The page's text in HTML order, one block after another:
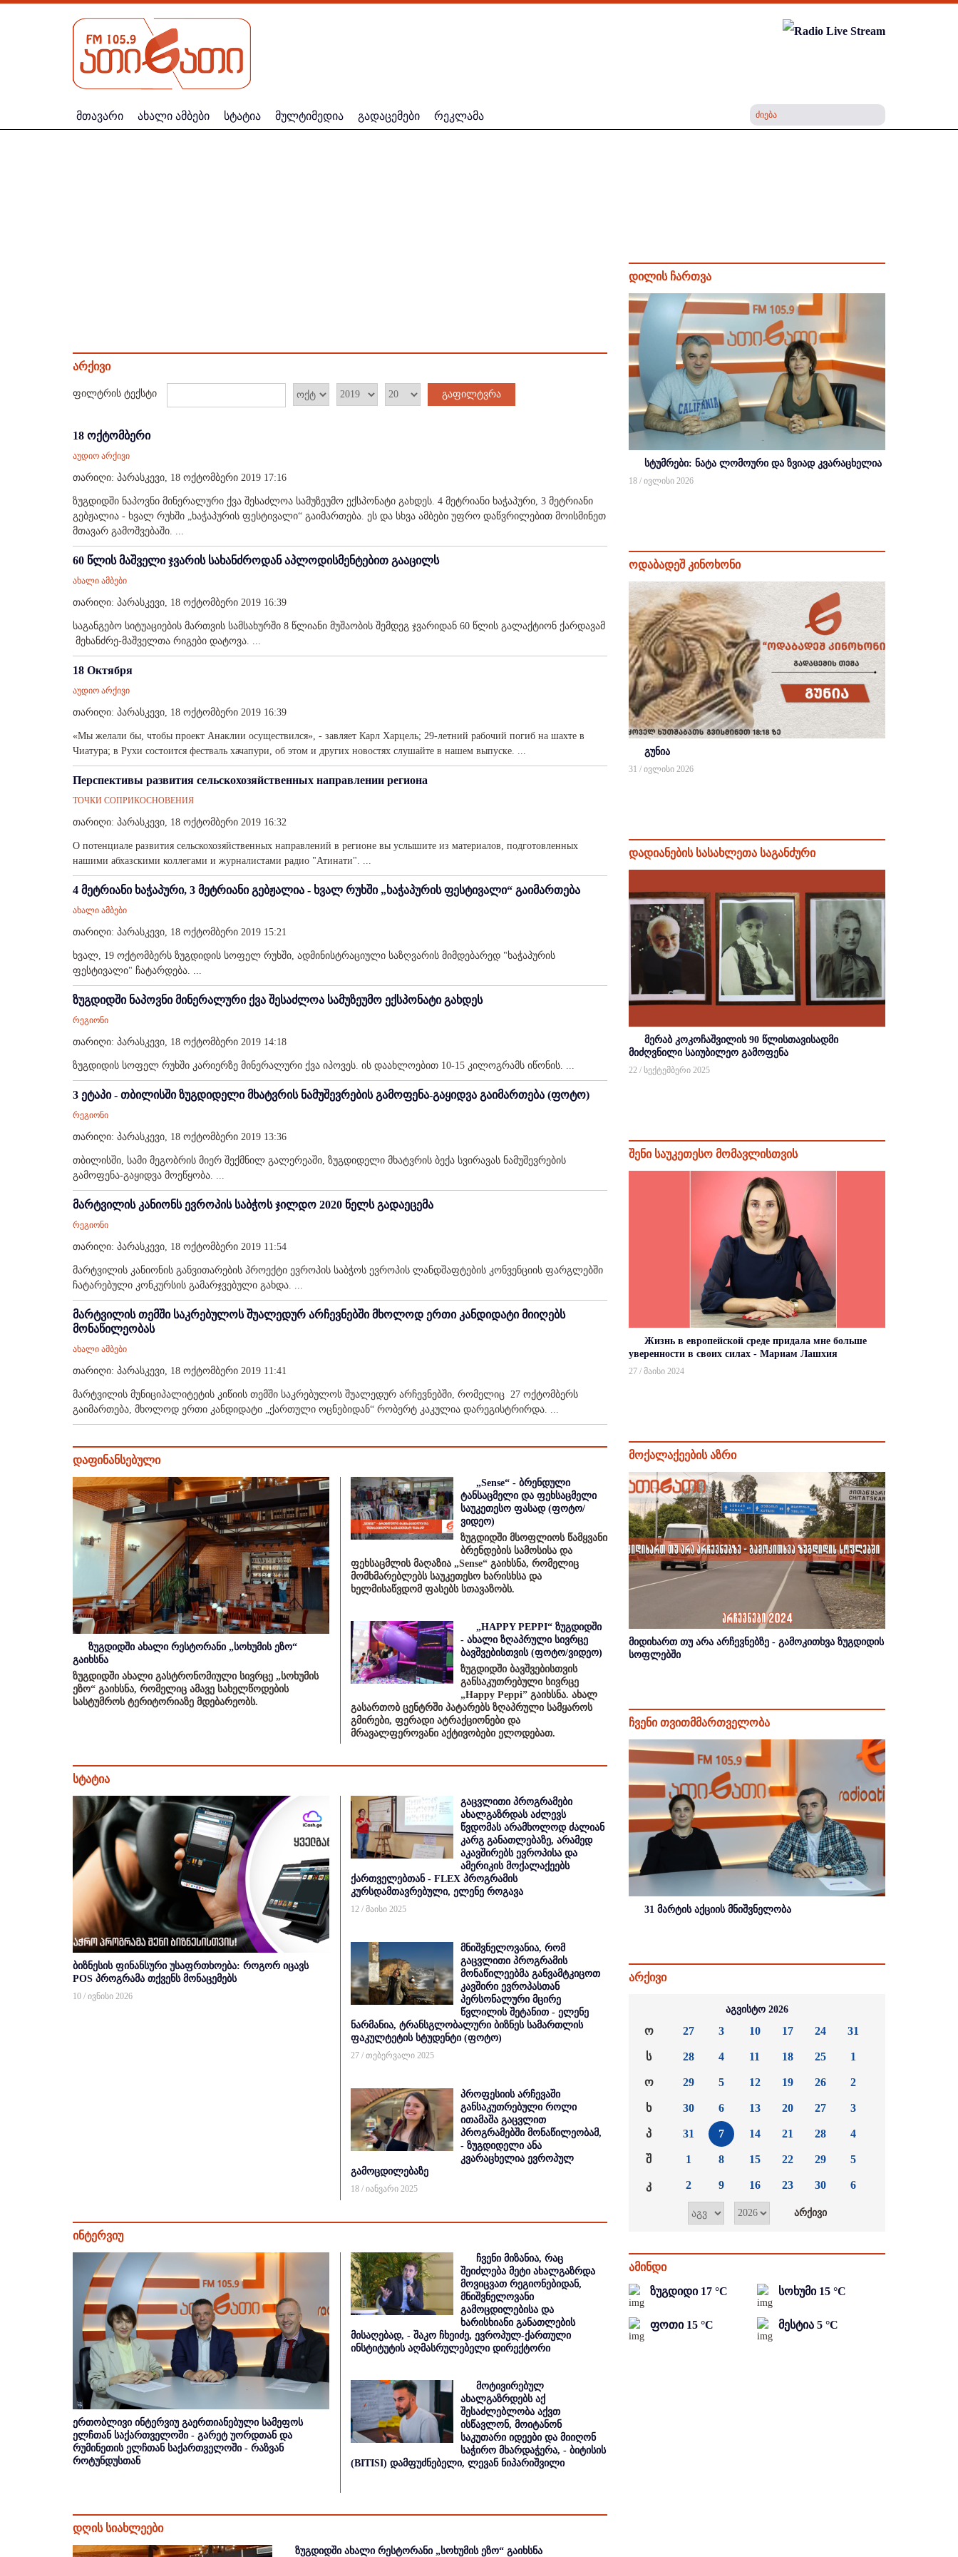
მთავარი ახალი ამბები სტატია მულტიმედია გადაცემები რეკლამა
არქივი
ფილტრის ტექსტი გაფილტვრა
18 ოქტომბერი
აუდიო არქივი
თარიღი: პარასკევი, 18 ოქტომბერი 2019 17:16
ზუგდიდში ნაპოვნი მინერალური ქვა შესაძლოა სამუზეუმო ექსპონატი გახდეს. 4 მეტრიანი ხაჭაპური, 3 მეტრიანი
გებჟალია - ხვალ რუხში „ხაჭაპურის ფესტივალი“ გაიმართება. ეს და სხვა ამბები უფრო დაწვრილებით მოისმინეთ
მთავარ გამოშვებაში. ...
60 წლის მაშველი ჯვარის სახანძროდან აპლოდისმენტებით გააცილს
ახალი ამბები
თარიღი: პარასკევი, 18 ოქტომბერი 2019 16:39
საგანგებო სიტუაციების მართვის სამსახურში 8 წლიანი მუშაობის შემდეგ ჯვარიდან 60 წლის გალაქტიონ ქარდავამ
მეხანძრე-მაშველთა რიგები დატოვა. ...
18 Октября
აუდიო არქივი
თარიღი: პარასკევი, 18 ოქტომბერი 2019 16:39
«Мы желали бы, чтобы проект Анаклии осуществился», - завляет Карл Харцель; 29-летний рабочий погиб на шахте в
Чиатура; в Рухи состоится фестваль хачапури, об этом и других новостях слушайте в нашем выпуске. ...
Перспективы развития сельскохозяйственных направлении региона
ТОЧКИ СОПРИКОСНОВЕНИЯ
თარიღი: პარასკევი, 18 ოქტომბერი 2019 16:32
О потенциале развития сельскохозяйственных направлений в регионе вы услышите из материалов, подготовленных
нашими абхазскими коллегами и журналистами радио "Атинати". ...
4 მეტრიანი ხაჭაპური, 3 მეტრიანი გებჟალია - ხვალ რუხში „ხაჭაპურის ფესტივალი“ გაიმართება
ახალი ამბები
თარიღი: პარასკევი, 18 ოქტომბერი 2019 15:21
ხვალ, 19 ოქტომბერს ზუგდიდის სოფელ რუხში, ადმინისტრაციული საზღვარის მიმდებარედ "ხაჭაპურის
ფესტივალი" ჩატარდება. ...
ზუგდიდში ნაპოვნი მინერალური ქვა შესაძლოა სამუზეუმო ექსპონატი გახდეს
რეგიონი
თარიღი: პარასკევი, 18 ოქტომბერი 2019 14:18
ზუგდიდის სოფელ რუხში კარიერზე მინერალური ქვა იპოვეს. ის დაახლოებით 10-15 კილოგრამს იწონის. ...
3 ეტაპი - თბილისში ზუგდიდელი მხატვრის ნამუშევრების გამოფენა-გაყიდვა გაიმართება (ფოტო)
რეგიონი
თარიღი: პარასკევი, 18 ოქტომბერი 2019 13:36
თბილისში, სამი მეგობრის მიერ შექმნილ გალერეაში, ზუგდიდელი მხატვრის ბექა სვირავას ნამუშევრების
გამოფენა-გაყიდვა მოეწყობა. ...
მარტვილის კანიონს ევროპის საბჭოს ჯილდო 2020 წელს გადაეცემა
რეგიონი
თარიღი: პარასკევი, 18 ოქტომბერი 2019 11:54
მარტვილის კანიონის განვითარების პროექტი ევროპის საბჭოს ევროპის ლანდშაფტების კონვენციის ფარგლებში
ჩატარებული კონკურსის გამარჯვებული გახდა. ...
მარტვილის თემში საკრებულოს შუალედურ არჩევნებში მხოლოდ ერთი კანდიდატი მიიღებს
მონაწილეობას
ახალი ამბები
თარიღი: პარასკევი, 18 ოქტომბერი 2019 11:41
მარტვილის მუნიციპალიტეტის კიწიის თემში საკრებულოს შუალედურ არჩევნებში, რომელიც 27 ოქტომბერს
გაიმართება, მხოლოდ ერთი კანდიდატი „ქართული ოცნებიდან“ რობერტ კაკულია დარეგისტრირდა. ...
დაფინანსებული
ზუგდიდში ახალი რესტორანი „სოხუმის ეზო“
გაიხსნა
ზუგდიდში ახალი გასტრონომიული სივრცე „სოხუმის
ეზო“ გაიხსნა, რომელიც ამავე სახელწოდების
სასტუმროს ტერიტორიაზე მდებარეობს.
„Sense“ - ბრენდული
ტანსაცმელი და ფეხსაცმელი
საუკეთესო ფასად (ფოტო/
ვიდეო)
ზუგდიდში მსოფლიოს წამყვანი
ბრენდების სამოსისა და
ფეხსაცმლის მაღაზია „Sense“ გაიხსნა, რომელიც
მომხმარებლებს საუკეთესო ხარისხსა და
ხელმისაწვდომ ფასებს სთავაზობს.
„HAPPY PEPPI“ ზუგდიდში
- ახალი ზღაპრული სივრცე
ბავშვებისთვის (ფოტო/ვიდეო)
ზუგდიდში ბავშვებისთვის
განსაკუთრებული სივრცე
„Happy Peppi” გაიხსნა. ახალ
გასართობ ცენტრში პატარებს ზღაპრული სამყაროს
გმირები, ფერადი ატრაქციონები და
მრავალფეროვანი აქტივობები ელოდებათ.
სტატია
ბიზნესის ფინანსური უსაფრთხოება: როგორ იცავს
POS პროგრამა თქვენს მონაცემებს
10 / ივნისი 2026
გაცვლითი პროგრამები
ახალგაზრდას აძლევს
წვდომას არამხოლოდ ძალიან
კარგ განათლებაზე, არამედ
აკავშირებს ევროპისა და
ამერიკის მოქალაქეებს
ქართველებთან - FLEX პროგრამის
კურსდამთავრებული, ელენე როგავა
12 / მაისი 2025
მნიშვნელოვანია, რომ
გაცვლითი პროგრამის
მონაწილეებმა განვამტკიცოთ
კავშირი ევროპასთან
პერსონალური მცირე
წვლილის შეტანით - ელენე
ნარმანია, ტრანსგლობალური ბიზნეს სამართლის
ფაკულტეტის სტუდენტი (ფოტო)
27 / თებერვალი 2025
პროფესიის არჩევაში
განსაკუთრებული როლი
ითამაშა გაცვლით
პროგრამებში მონაწილეობამ,
- ზუგდიდელი ანა
კვარაცხელია ევროპულ
გამოცდილებაზე
18 / იანვარი 2025
ინტერვიუ
ერთობლივი ინტერვიუ გაერთიანებული სამეფოს
ელჩთან საქართველოში - გარეტ უორდთან და
რუმინეთის ელჩთან საქართველოში - რაზვან
როტუნდუსთან
ჩვენი მიზანია, რაც
შეიძლება მეტი ახალგაზრდა
მოვიცვათ რეგიონებიდან,
მნიშვნელოვანი
გამოცდილებისა და
ხარისხიანი განათლების
მისაღებად, - შაკო ჩხეიძე, ევროპულ-ქართული
ინსტიტუტის აღმასრულებელი დირექტორი
მოტივირებულ
ახალგაზრდებს აქ
შესაძლებლობა აქვთ
ისწავლონ, მოიტანონ
საკუთარი იდეები და მიიღონ
საჭირო მხარდაჭერა, - ბიტისის
(BITISI) დამფუძნებელი, ლევან ნიპარიშვილი
დღის სიახლეები
ზუგდიდში ახალი რესტორანი „სოხუმის ეზო“ გაიხსნა
დილის ჩართვა
სტუმრები: ნატა ლომოური და ზვიად კვარაცხელია
18 / ივლისი 2026
ოდაბადეშ კინოხონი
გუნია
31 / ივლისი 2026
დადიანების სასახლეთა საგანძური
მერაბ კოკოჩაშვილის 90 წლისთავისადმი
მიძღვნილი საიუბილეო გამოფენა
22 / სექტემბერი 2025
შენი საუკეთესო მომავლისთვის
Жизнь в европейской среде придала мне больше
уверенности в своих силах - Мариам Лашхия
27 / მაისი 2024
მოქალაქეების აზრი
მიდიხართ თუ არა არჩევნებზე - გამოკითხვა ზუგდიდის
სოფლებში
ჩვენი თვითმმართველობა
31 მარტის აქციის მნიშვნელობა
არქივი
აგვისტო 2026
ო
ს
ო
ხ
პ
შ
კ
27
28
29
30
31
1
2
3
4
5
6
7
8
9
10
11
12
13
14
15
16
17
18
19
20
21
22
23
24
25
26
27
28
29
30
31
1
2
3
4
5
6
ამინდი
ზუგდიდი 17 °C სოხუმი 15 °C
ფოთი 15 °C მესტია 5 °C